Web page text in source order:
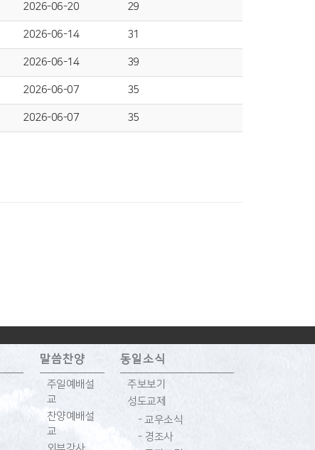
2026-06-20 29
2026-06-14 31
2026-06-14 39
2026-06-07 35
2026-06-07 35
말씀찬양
주일예배설
교
찬양예배설
교
동일소식
주보보기
성도교제
- 교우소식
- 경조사